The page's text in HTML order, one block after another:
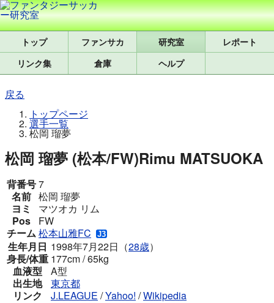
トップ 研究室
レポート
リンク集
倉庫 ヘルプ
戻る
トップページ
選手一覧
松岡 瑠夢
松岡 瑠夢 (松本/FW)Rimu MATSUOKA
背番号7
名前 松岡 瑠夢
ヨミ
マツオカ リム
Pos
FW
チーム松本山雅FC
生年月日 1998年7月22日（28歳）
身長/体重 177cm / 65kg
血液型
A型
出生地
東京都
リンク
J.LEAGUE /Yahoo! /Wikipedia